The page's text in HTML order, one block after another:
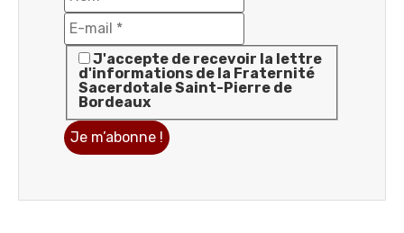
J'accepte de recevoir la lettre
d'informations de la Fraternité
Sacerdotale Saint-Pierre de
Bordeaux